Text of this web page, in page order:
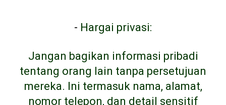
- Hargai privasi:
Jangan bagikan informasi pribadi
tentang orang lain tanpa persetujuan
mereka. Ini termasuk nama, alamat,
nomor telepon, dan detail sensitif